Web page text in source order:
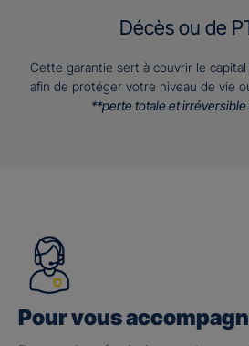
Décès ou de
Cette garantie sert à couvrir le
afin de protéger votre niveau de vie
**perte totale et irréversible
Pour vous